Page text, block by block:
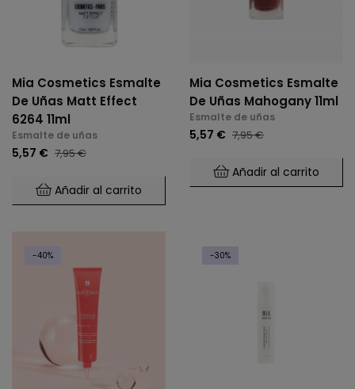
Mia Cosmetics Esmalte
De Uñas Matt Effect
6264 11ml
Esmalte de uñas
5,57 € 7,95 €
Añadir al carrito
Mia Cosmetics Esmalte
De Uñas Mahogany 11ml
Esmalte de uñas
5,57 € 7,95 €
Añadir al carrito
-40% -30%